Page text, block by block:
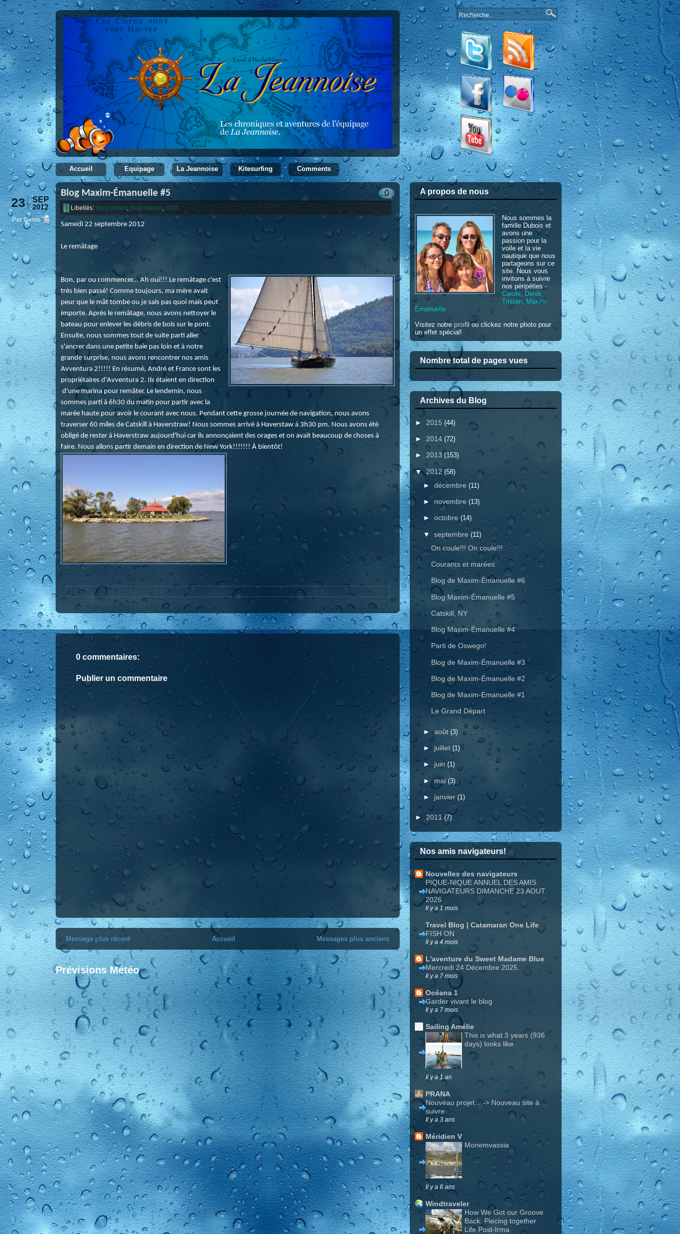
Accueil Equipage La Jeannoise Kitesurfing Comments
SEP
2012
23
Par Denis
0
Blog Maxim-Émanuelle #5
Libellés: blog-enfant, blog-maxim, USA
Samedi 22 septembre 2012
Le remâtage
Bon, par ou commencer... Ah oui!!! Le remâtage c'est
très bien passé! Comme toujours, ma mère avait
peur que le mât tombe ou je sais pas quoi mais peut
importe. Après le remâtage, nous avons nettoyer le
bateau pour enlever les débris de bois sur le pont.
Ensuite, nous sommes tout de suite parti aller
s'ancrer dans une petite baie pas loin et à notre
grande surprise, nous avons rencontrer nos amis
Avventura 2!!!!! En résumé, André et France sont les
propriétaires d'Avventura 2. Ils étaient en direction
d'une marina pour remâter. Le lendemin, nous
sommes parti à 6h30 du matin pour partir avec la
marée haute pour avoir le courant avec nous. Pendant cette grosse journée de navigation, nous avons
traverser 60 miles de Catskill à Haverstraw! Nous sommes arrivé à Haverstaw à 3h30 pm. Nous avons été
obligé de rester à Haverstraw aujourd'hui car ils annonçaient des orages et on avait beaucoup de choses à
faire. Nous allons partir demain en direction de New York!!!!!!! À bientôt!
0 commentaires:
Publier un commentaire
Message plus récent Messages plus anciens
Accueil
Prévisions Météo
A propos de nous
Nous sommes la
famille Dubois et
avons une
passion pour la
voile et la vie
nautique que nous
partageons sur ce
site. Nous vous
invitons à suivre
nos péripéties -
Carole, Denis,
Tristan, Maxim-
Émanuelle
Visitez notre profilou clickez notre photo pour
un effet spécial!
Nombre total de pages vues
Archives du Blog
► 2015 (44)
► 2014 (72)
► 2013 (153)
▼ 2012 (58)
► décembre (11)
► novembre (13)
► octobre (14)
▼ septembre (11)
On coule!!! On coule!!!
Courants et marées
Blog de Maxim-Émanuelle #6
Blog Maxim-Émanuelle #5
Catskill, NY
Blog Maxim-Émanuelle #4
Parti de Oswego!
Blog de Maxim-Émanuelle #3
Blog de Maxim-Émanuelle #2
Blog de Maxim-Emanuelle #1
Le Grand Départ
►août (3)
► juillet (1)
► juin (1)
► mai (3)
► janvier (1)
► 2011 (7)
Nos amis navigateurs!
Nouvelles des navigateurs
PIQUE-NIQUE ANNUEL DES AMIS
NAVIGATEURS DIMANCHE 23 AOUT
2026
Il y a 1 mois
Travel Blog | Catamaran One Life
FISH ON
Il y a 4 mois
L'aventure du Sweet Madame Blue
Mercredi 24 Décembre 2025.
Il y a 7 mois
Océana 1
Garder vivant le blog
Il y a 7 mois
Sailing Amélie
This is what 3 years (936
days) looks like
Il y a 1 an
PRANA
Nouveau projet... -> Nouveau site à
suivre
Il y a 3 ans
Méridien V
Monemvassia
Il y a 6 ans
Windtraveler
How We Got our Groove
Back: Piecing together
Life Post-Irma